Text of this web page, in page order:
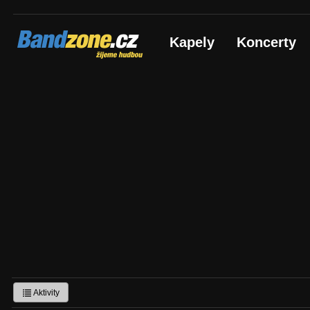
Bandzone.cz
žijeme hudbou Kapely Koncerty
Aktivity